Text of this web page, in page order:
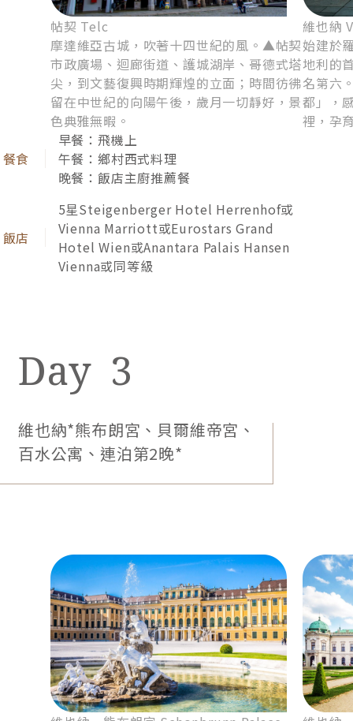
選系列」：獻給講究生活美學的加人，攜手一趟充滿
質感的藝文漫旅。嚴選深具歷史底蘊或當代設計的雅
緻飯店，領略質感旅遊的貼心服務，在典雅的異國情
調中，獲得身心的昇華與享受。
帖契 Telc
摩達維亞古城，吹著十四世紀的風。▲帖契
市政廣場、迴廊街道、護城湖岸、哥德式塔
尖，到文藝復興時期輝煌的立面；時間彷彿
留在中世紀的向陽午後，歲月一切靜好，景
色典雅無暇。
維也納
始建於
地利的
名第六
都」，
裡，孕
早餐：飛機上
午餐：鄉村西式料理
晚餐：飯店主廚推薦餐
5星Steigenberger Hotel Herrenhof或
Vienna Marriott或Eurostars Grand
Hotel Wien或Anantara Palais Hansen
Vienna或同等級
3
維也納*熊布朗宮、貝爾維帝宮、
百水公寓、連泊第2晚*